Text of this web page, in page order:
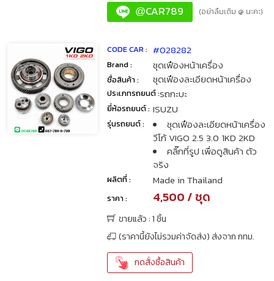
@CAR789 (อย่าลืมเติม @ นะคะ)
CODE CAR : #028282
Brand : ชุดเฟืองหน้าเครื่อง
ชื่อสินค้า : ชุดเฟืองละเอียดหน้าเครื่อง
ประเภทรถยนต์ :รถกะบะ
ยี่ห้อรถยนต์ : ISUZU
รุ่นรถยนต์ :
ชุดเฟืองละเอียดหน้าเครื่อง
วีโก้ VIGO 2.5 3.0 1KD 2KD
คลิ๊กที่รูป เพื่อดูสินค้า ตัว
จริง
ผลิตที่ : Made in Thailand
ราคา : 4,500 / ชุด
ขายแล้ว : 1 ชิ้น
(ราคานี้ยังไม่รวมค่าจัดส่ง) ส่งจาก กทม.
กดสั่งซื้อสินค้า